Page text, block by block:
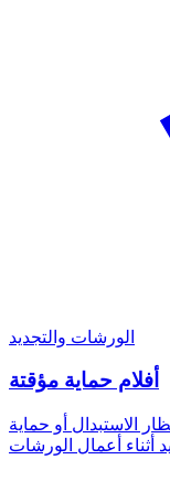
الورشات والتجديد
أفلام حماية مؤقتة
الاستبدال أو حماية